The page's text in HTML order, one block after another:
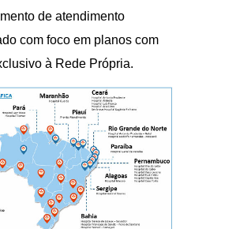
de atendimento
com foco em planos com
à Rede Própria.